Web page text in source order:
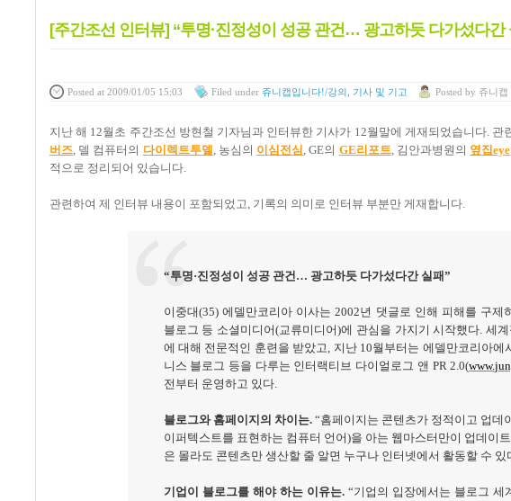
[주간조선 인터뷰] “투명·진정성이 성공 관건… 광고하듯 다가섰다간
Posted at 2009/01/05 15:03 Filed under 쥬니캡입니다!/강의, 기사 및 기고 Posted by 쥬니캡
지난 해 12월초 주간조선 방현철 기자님과 인터뷰한 기사가 12월말에 게재되었습니다. 관
버즈, 델 컴퓨터의 다이 렉 트투델, 농심의 이심 전심 , GE의 GE리 포트, 김안과병원의 옆집eye
적으로 정리되어 있습니다.
관련하여 제 인터뷰 내용이 포함되었고, 기록의 의미로 인터뷰 부분만 게재합니다.
“투명·진정성이 성공 관건 … 광고하듯 다가섰다간 실패”
이중대(35) 에델만코리아 이사는 2002년 댓글로 인해 피해를 구제
블로그 등 소셜미디어(교류미디어)에 관심을 가지기 시작했다 .세
에 대해 전문적인 훈련을 받았고
지난10월부터는 에델만코리아에
니스 블로그 등을 다루는 인터랙티브 다이얼로그 앤 PR 2.0(
전부터 운영하고 있다.
블로그와 홈페이지의 차이는.“홈페이지는 콘텐츠가 정적이고 업데
이퍼텍스트를 표현하는 컴퓨터 언어)을 아는 웹마스터만이 업데이
은 몰라도 콘텐츠만 생산할 줄 알면 누구나 인터넷에서 활동할 수 있
기업이 블로그를 해야 하는 이유는.“기업의 입장에서는 블로그 세